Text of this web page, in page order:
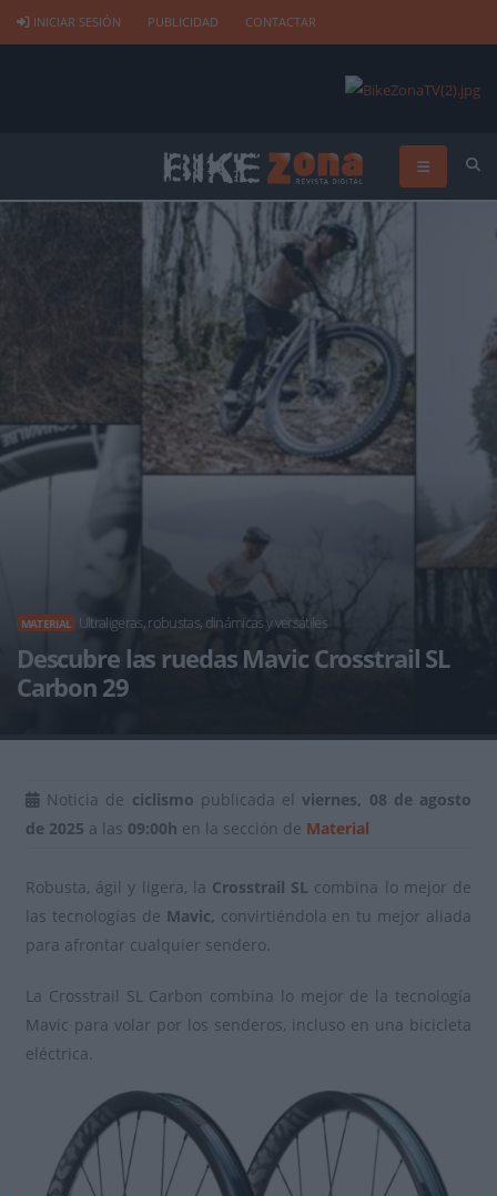
INICIAR SESIÓN PUBLICIDAD CONTACTAR
MATERIAL Ultraligeras, robustas, dinámicas y versátiles
Descubre las ruedas Mavic Crosstrail SL
Carbon 29
Noticia de ciclismo publicada elviernes, 08 de agosto
de 2025 a las 09:00h en la sección de Material
Robusta, ágil y ligera, la Crosstrail SL combina lo mejor de
las tecnologías de Mavic, convirtiéndola en tu mejor aliada
para afrontar cualquier sendero.
La Crosstrail SL Carbon combina lo mejor de la tecnología
Mavic para volar por los senderos, incluso en una bicicleta
eléctrica.